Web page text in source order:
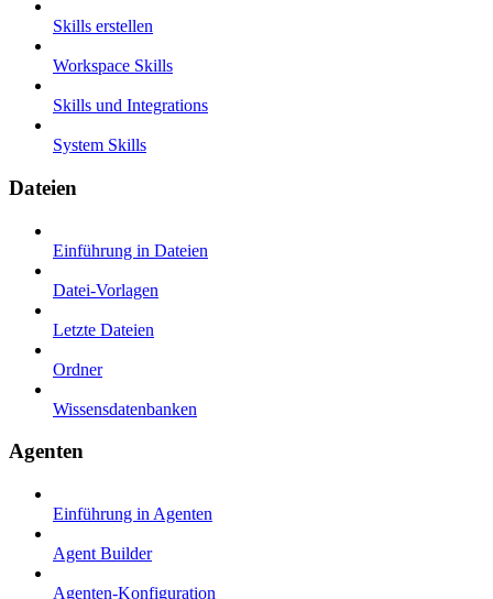
Skills erstellen
Workspace Skills
Skills und Integrations
System Skills
Dateien
Einführung in Dateien
Datei-Vorlagen
Letzte Dateien
Ordner
Wissensdatenbanken
Agenten
Einführung in Agenten
Agent Builder
Agenten-Konfiguration